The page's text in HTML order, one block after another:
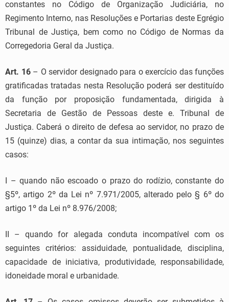
constantes no Código de Organização Judiciária, no
Regimento Interno, nas Resoluções e Portarias deste Egrégio
Tribunal de Justiça, bem como no Código de Normas da
Corregedoria Geral da Justiça.
Art. 16 – O servidor designado para o exercício das funções
gratificadas tratadas nesta Resolução poderá ser destituído
da função por proposição fundamentada, dirigida à
Secretaria de Gestão de Pessoas deste e. Tribunal de
Justiça. Caberá o direito de defesa ao servidor, no prazo de
15 (quinze) dias, a contar da sua intimação, nos seguintes
casos:
I – quando não escoado o prazo do rodízio, constante do
§5º, artigo 2º da Lei nº 7.971/2005, alterado pelo § 6º do
artigo 1º da Lei nº 8.976/2008;
II – quando for alegada conduta incompatível com os
seguintes critérios: assiduidade, pontualidade, disciplina,
capacidade de iniciativa, produtividade, responsabilidade,
idoneidade moral e urbanidade.